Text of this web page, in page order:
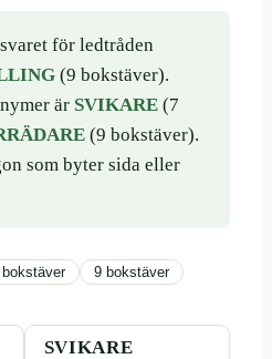
för ledtråden
(9 bokstäver).
är SVIKARE(7
(9 bokstäver).
som byter sida eller
9 bokstäver
SVIKARE